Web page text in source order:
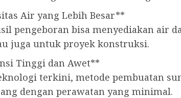
Air yang Lebih Besar**
pengeboran bisa menyediakan air
juga untuk proyek konstruksi.
Tinggi dan Awet**
terkini, metode pembuatan
dengan perawatan yang minimal.